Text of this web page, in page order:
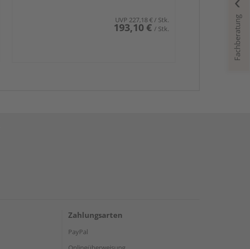
UVP 227,18 €/ Stk.
193,10 € / Stk. Fachberatung
Zahlungsarten
PayPal